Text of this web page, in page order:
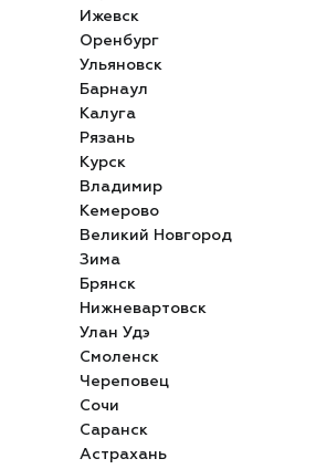
Ижевск
Оренбург
Ульяновск
Барнаул
Калуга
Рязань
Курск
Владимир
Кемерово
Великий Новгород
Зима
Брянск
Нижневартовск
Улан Удэ
Смоленск
Череповец
Сочи
Саранск
Астрахань